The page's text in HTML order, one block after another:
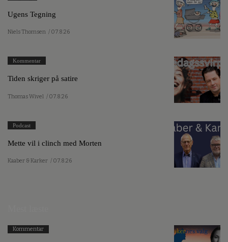
Ugens Tegning
Niels Thomsen / 07.8.26
Kommentar
Tiden skriger på satire
Thomas Wivel / 07.8.26
Podcast
Mette vil i clinch med Morten
Kaaber & Karker / 07.8.26
Kommentar